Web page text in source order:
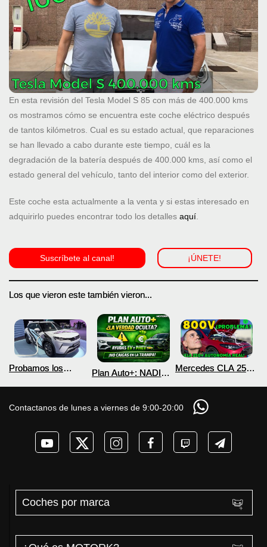
En esta revisión del Tesla Model S 85 con más de 400.000 kms
os mostramos cómo se encuentra este coche eléctrico después
de tantos kilómetros. Cual es su estado actual, que reparaciones
se han llevado a cabo durante este tiempo, cuál es la
degradación de la batería después de 400.000 kms, así como el
estado general del vehículo, tanto del interior como del exterior.
Este coche esta actualmente a la venta y si estas interesado en
adquirirlo puedes encontrar todo los detalles aquí.
Suscríbete al canal! ¡ÚNETE!
Los que vieron este también vieron...
Probamos los
DM-i y EV con más
Plan Auto+: NADIE
coches eléctricos y
PHEV 2026
Mercedes CLA 250+
COCHE que NO lo
necesita? PRUEBA
de AUTONOMÍA
Contactanos de lunes a viernes de 9:00-20:00
Coches por marca